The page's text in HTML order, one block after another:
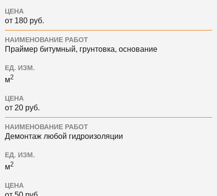
ЦЕНА
от 180 руб.
НАИМЕНОВАНИЕ РАБОТ
Праймер битумный, грунтовка, основание
ЕД. ИЗМ.
м2
ЦЕНА
от 20 руб.
НАИМЕНОВАНИЕ РАБОТ
Демонтаж любой гидроизоляции
ЕД. ИЗМ.
м2
ЦЕНА